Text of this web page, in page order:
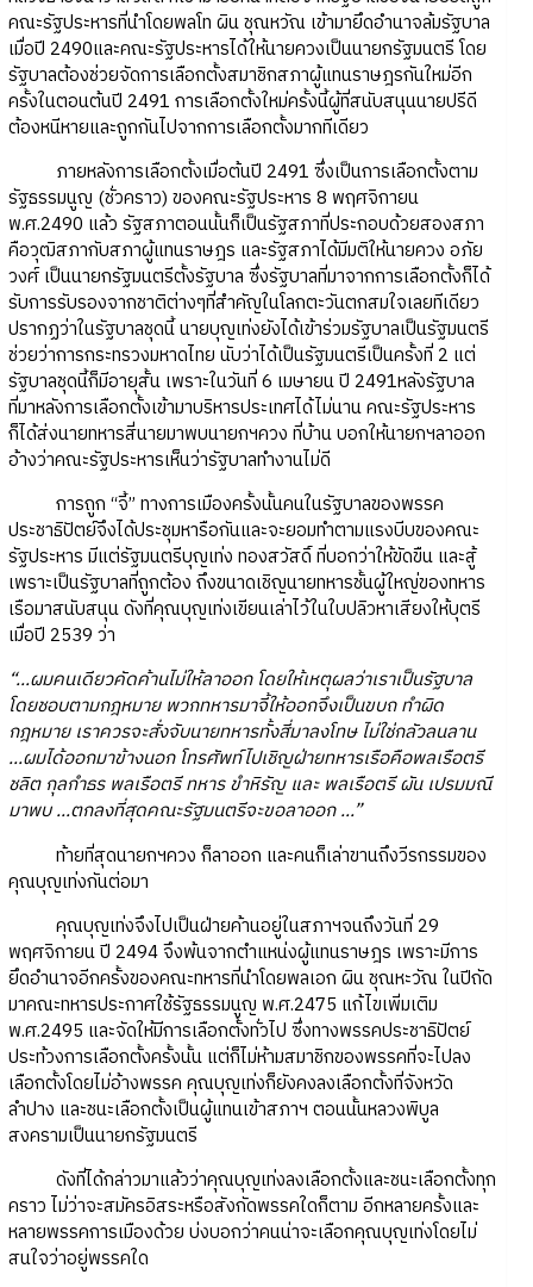
คณะรัฐประหารที่นำโดยพลโท ผิน ชุณหวัณ เข้ามายึดอำนาจล้มรัฐบาล
เมื่อปี 2490และคณะรัฐประหารได้ให้นายควงเป็นนายกรัฐมนตรี โดย
รัฐบาลต้องช่วยจัดการเลือกตั้งสมาชิกสภาผู้แทนราษฎรกันใหม่อีก
ครั้งในตอนต้นปี 2491 การเลือกตั้งใหม่ครั้งนี้ผู้ที่สนับสนุนนายปรีดี
ต้องหนีหายและถูกกันไปจากการเลือกตั้งมากทีเดียว
ภายหลังการเลือกตั้งเมื่อต้นปี 2491 ซึ่งเป็นการเลือกตั้งตาม
รัฐธรรมนูญ (ชั่วคราว) ของคณะรัฐประหาร 8 พฤศจิกายน
พ.ศ.2490 แล้ว รัฐสภาตอนนั้นก็เป็นรัฐสภาที่ประกอบด้วยสองสภา
คือวุฒิสภากับสภาผู้แทนราษฎร และรัฐสภาได้มีมติให้นายควง อภัย
วงศ์ เป็นนายกรัฐมนตรีตั้งรัฐบาล ซึ่งรัฐบาลที่มาจากการเลือกตั้งก็ได้
รับการรับรองจากชาติต่างๆที่สำคัญในโลกตะวันตกสมใจเลยทีเดียว
ปรากฏว่าในรัฐบาลชุดนี้ นายบุญเท่งยังได้เข้าร่วมรัฐบาลเป็นรัฐมนตรี
ช่วยว่าการกระทรวงมหาดไทย นับว่าได้เป็นรัฐมนตรีเป็นครั้งที่ 2 แต่
รัฐบาลชุดนี้ก็มีอายุสั้น เพราะในวันที่ 6 เมษายน ปี 2491หลังรัฐบาล
ที่มาหลังการเลือกตั้งเข้ามาบริหารประเทศได้ไม่นาน คณะรัฐประหาร
ก็ได้ส่งนายทหารสี่นายมาพบนายกฯควง ที่บ้าน บอกให้นายกฯลาออก
อ้างว่าคณะรัฐประหารเห็นว่ารัฐบาลทำงานไม่ดี
การถูก “จี้” ทางการเมืองครั้งนั้นคนในรัฐบาลของพรรค
ประชาธิปัตย์จึงได้ประชุมหารือกันและจะยอมทำตามแรงบีบของคณะ
รัฐประหาร มีแต่รัฐมนตรีบุญเท่ง ทองสวัสดิ์ ที่บอกว่าให้ขัดขืน และสู้
เพราะเป็นรัฐบาลที่ถูกต้อง ถึงขนาดเชิญนายทหารชั้นผู้ใหญ่ของทหาร
เรือมาสนับสนุน ดังที่คุณบุญเท่งเขียนเล่าไว้ในใบปลิวหาเสียงให้บุตรี
เมื่อปี 2539 ว่า
“...ผมคนเดียวคัดค้านไม่ให้ลาออก โดยให้เหตุผลว่าเราเป็นรัฐบาล
โดยชอบตามกฎหมาย พวกทหารมาจี้ให้ออกจึงเป็นขบถ ทำผิด
กฎหมาย เราควรจะสั่งจับนายทหารทั้งสี่มาลงโทษ ไม่ใช่กลัวลนลาน
...ผมได้ออกมาข้างนอก โทรศัพท์ไปเชิญฝ่ายทหารเรือคือพลเรือตรี
ชลิต กุลกำธร พลเรือตรี ทหาร ขำหิรัญ และ พลเรือตรี ผัน เปรมมณี
มาพบ ...ตกลงที่สุดคณะรัฐมนตรีจะขอลาออก ...”
ท้ายที่สุดนายกฯควง ก็ลาออก และคนก็เล่าขานถึงวีรกรรมของ
คุณบุญเท่งกันต่อมา
คุณบุญเท่งจึงไปเป็นฝ่ายค้านอยู่ในสภาฯจนถึงวันที่ 29
พฤศจิกายน ปี 2494 จึงพ้นจากตำแหน่งผู้แทนราษฎร เพราะมีการ
ยึดอำนาจอีกครั้งของคณะทหารที่นำโดยพลเอก ผิน ชุณหะวัณ ในปีถัด
มาคณะทหารประกาศใช้รัฐธรรมนูญ พ.ศ.2475 แก้ไขเพิ่มเติม
พ.ศ.2495 และจัดให้มีการเลือกตั้งทั่วไป ซึ่งทางพรรคประชาธิปัตย์
ประท้วงการเลือกตั้งครั้งนั้น แต่ก็ไม่ห้ามสมาชิกของพรรคที่จะไปลง
เลือกตั้งโดยไม่อ้างพรรค คุณบุญเท่งก็ยังคงลงเลือกตั้งที่จังหวัด
ลำปาง และชนะเลือกตั้งเป็นผู้แทนเข้าสภาฯ ตอนนั้นหลวงพิบูล
สงครามเป็นนายกรัฐมนตรี
ดังที่ได้กล่าวมาแล้วว่าคุณบุญเท่งลงเลือกตั้งและชนะเลือกตั้งทุก
คราว ไม่ว่าจะสมัครอิสระหรือสังกัดพรรคใดก็ตาม อีกหลายครั้งและ
หลายพรรคการเมืองด้วย บ่งบอกว่าคนน่าจะเลือกคุณบุญเท่งโดยไม่
สนใจว่าอยู่พรรคใด